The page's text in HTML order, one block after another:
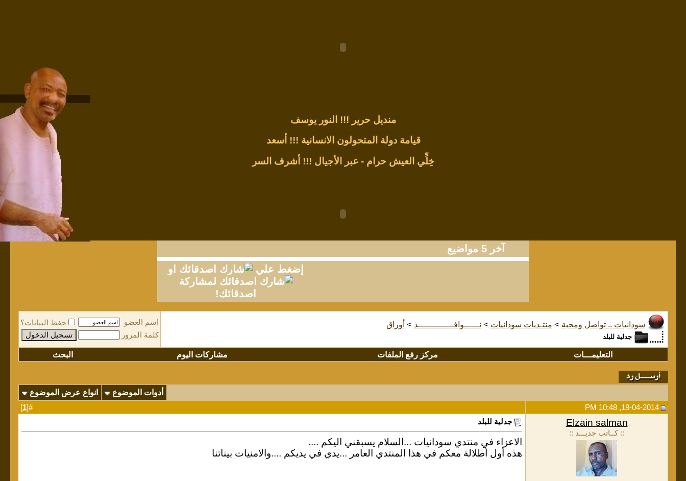
منديل حرير !!! النور يوسف
قيامة دولة المتحولون الانسانية !!! أسعد
خِلِّي العيش حرام - عبر الأجيال !!! أشرف السر
آخر 5 مواضيع
إضغط علي
او
لمشاركة
اصدقائك!
سودانيات .. تواصل ومحبة > منتـديات سودانيات > نــــــوافــــــــــــــذ > أوراق
جدلية للبلد
اسم العضو
حفظ البيانات؟
كلمة المرور
التعليمـــات مركز رفع الملفات مشاركات اليوم البحث
أدوات الموضوع
انواع عرض الموضوع
18-04-2014, 10:48 PM
#[
1
]
Elzain salman
:: كــاتب جديـــد ::
جدلية للبلد
الاعزاء في منتدي سودانيات ...السلام يسبقني اليكم ....
هذه أول أطلالة معكم في هذا المنتدي العامر ...يدي في يديكم ....والامنيات بيناتنا